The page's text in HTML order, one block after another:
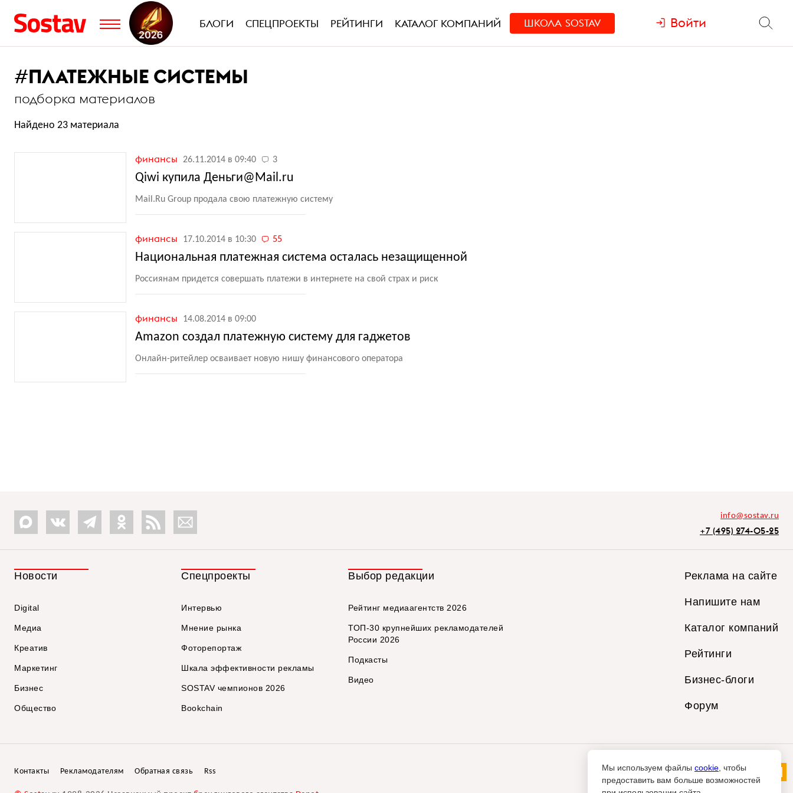
БЛОГИ СПЕЦПРОЕКТЫ РЕЙТИНГИ КАТАЛОГ КОМПАНИЙ ШКОЛА SOSTAV Войти
#ПЛАТЕЖНЫЕ СИСТЕМЫ
подборка материалов
Найдено 23 материала
финансы 26.11.2014 в 09:40 3
Qiwi купила Деньги@Mail.ru
Mail.Ru Group продала свою платежную систему
финансы 17.10.2014 в 10:30 55
Национальная платежная система осталась незащищенной
Россиянам придется совершать платежи в интернете на свой страх и риск
финансы 14.08.2014 в 09:00
Amazon создал платежную систему для гаджетов
Онлайн-ритейлер осваивает новую нишу финансового оператора
info@sostav.ru
+7 (495) 274-05-25
Новости
Digital
Медиа
Креатив
Маркетинг
Бизнес
Общество
Спецпроекты
Интервью
Мнение рынка
Фоторепортаж
Шкала эффективности рекламы
SOSTAV чемпионов 2026
Bookchain
Выбор редакции
Рейтинг медиаагентств 2026
ТОП-30 крупнейших рекламодателей
России 2026
Подкасты
Видео
Реклама на сайте
Напишите нам
Каталог компаний
Рейтинги
Бизнес-блоги
Форум
Контакты Рекламодателям Обратная связь Rss Мы используем файлы cookie , чтобы
предоставить вам больше возможностей